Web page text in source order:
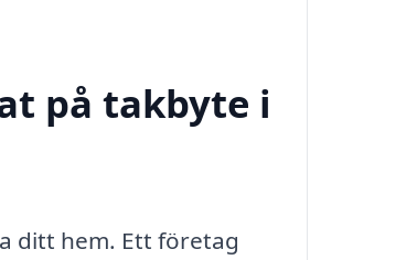
på takbyte i
ditt hem. Ett företag